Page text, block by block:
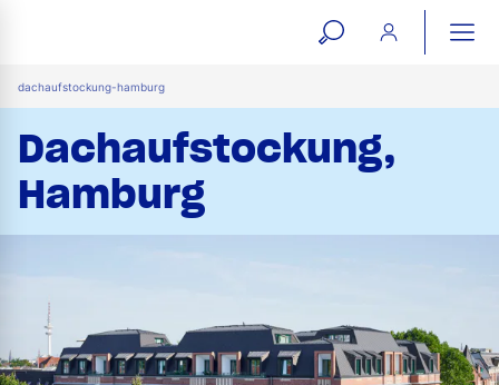
open
dachaufstockung-hamburg
Dachaufstockung,
Hamburg